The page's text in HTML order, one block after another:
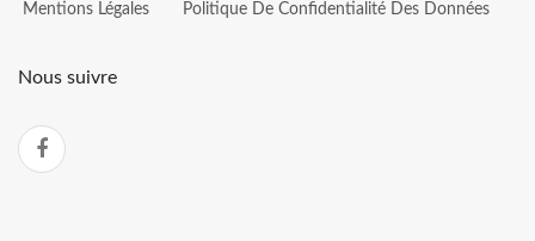
Mentions Légales Politique De Confidentialité Des Données
Nous suivre